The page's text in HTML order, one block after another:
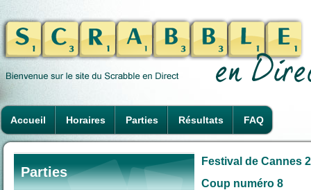
Accueil Horaires Parties Résultats FAQ
Parties
Festival de Cannes
Coup numéro 8